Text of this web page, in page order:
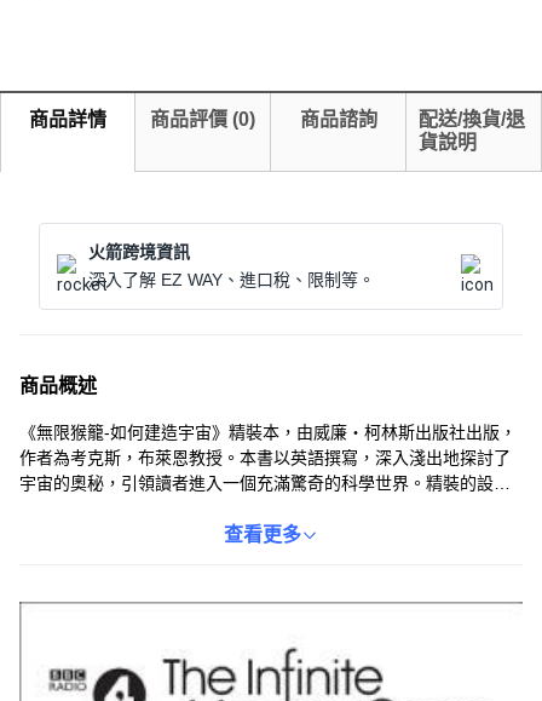
商品詳情 商品評價 (0) 商品諮詢
配送/換貨/退
貨說明
火箭跨境資訊
深入了解 EZ WAY、進口稅、限制等。
商品概述
《無限猴籠-如何建造宇宙》精裝本，由威廉‧柯林斯出版社出版，
作者為考克斯，布萊恩教授。本書以英語撰寫，深入淺出地探討了
宇宙的奧秘，引領讀者進入一個充滿驚奇的科學世界。精裝的設計
宙充滿好奇，本書都將為您帶來豐富的知識與啟發。透過閱讀本
查看更多